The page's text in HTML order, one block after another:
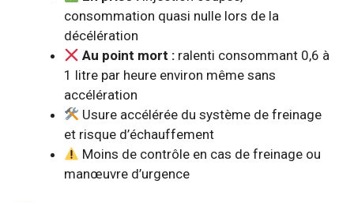
consommation quasi nulle lors de la
décélération
Au point mort : ralenti consommant 0,6 à
1 litre par heure environ même sans
accélération
Usure accélérée du système de freinage
et risque d’échauffement
Moins de contrôle en cas de freinage ou
manœuvre d’urgence